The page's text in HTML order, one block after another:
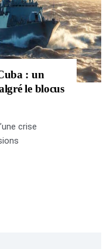
: un
le blocus
crise